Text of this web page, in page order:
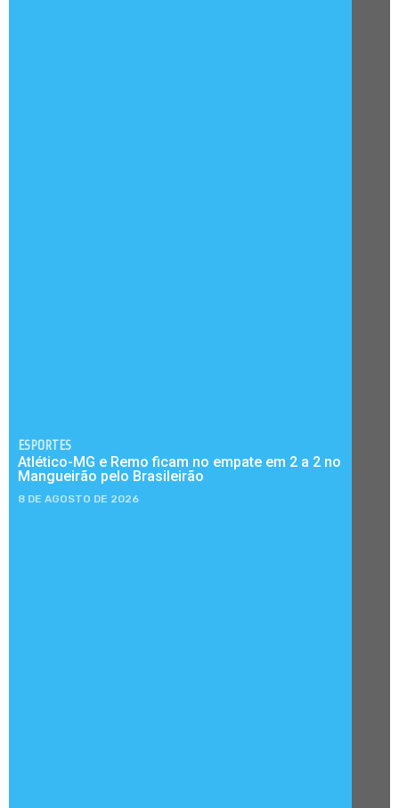
ESPORTES
Atlético-MG e Remo ficam no empate em 2 a 2 no
Mangueirão pelo Brasileirão
8 DE AGOSTO DE 2026